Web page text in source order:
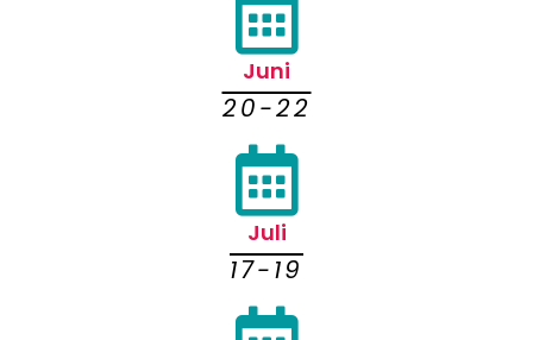
Juni
20-22
Juli
17-19